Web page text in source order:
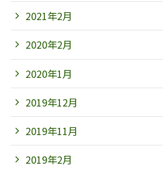
2021年2月
2020年2月
2020年1月
2019年12月
2019年11月
2019年2月